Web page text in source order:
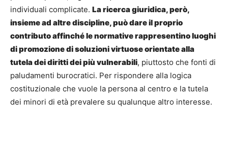
individuali complicate. La ricerca giuridica, però,
insieme ad altre discipline, può dare il proprio
contributo affinché le normative rappresentino luoghi
di promozione di soluzioni virtuose orientate alla
tutela dei diritti dei più vulnerabili, piuttosto che fonti di
paludamenti burocratici. Per rispondere alla logica
costituzionale che vuole la persona al centro e la tutela
dei minori di età prevalere su qualunque altro interesse.